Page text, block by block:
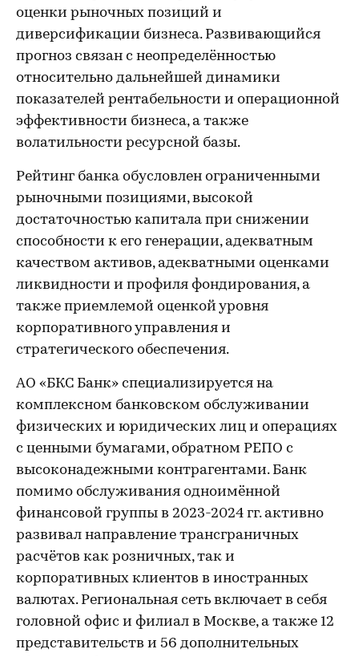
оценки рыночных позиций и
диверсификации бизнеса. Развивающийся
прогноз связан с неопределённостью
относительно дальнейшей динамики
показателей рентабельности и операционной
эффективности бизнеса, а также
волатильности ресурсной базы.
Рейтинг банка обусловлен ограниченными
рыночными позициями, высокой
достаточностью капитала при снижении
способности к его генерации, адекватным
качеством активов, адекватными оценками
ликвидности и профиля фондирования, а
также приемлемой оценкой уровня
корпоративного управления и
стратегического обеспечения.
АО «БКС Банк» специализируется на
комплексном банковском обслуживании
физических и юридических лиц и операциях
с ценными бумагами, обратном РЕПО с
высоконадежными контрагентами. Банк
помимо обслуживания одноимённой
финансовой группы в 2023-2024 гг. активно
развивал направление трансграничных
расчётов как розничных, так и
корпоративных клиентов в иностранных
валютах. Региональная сеть включает в себя
головной офис и филиал в Москве, а также 12
представительств и 56 дополнительных